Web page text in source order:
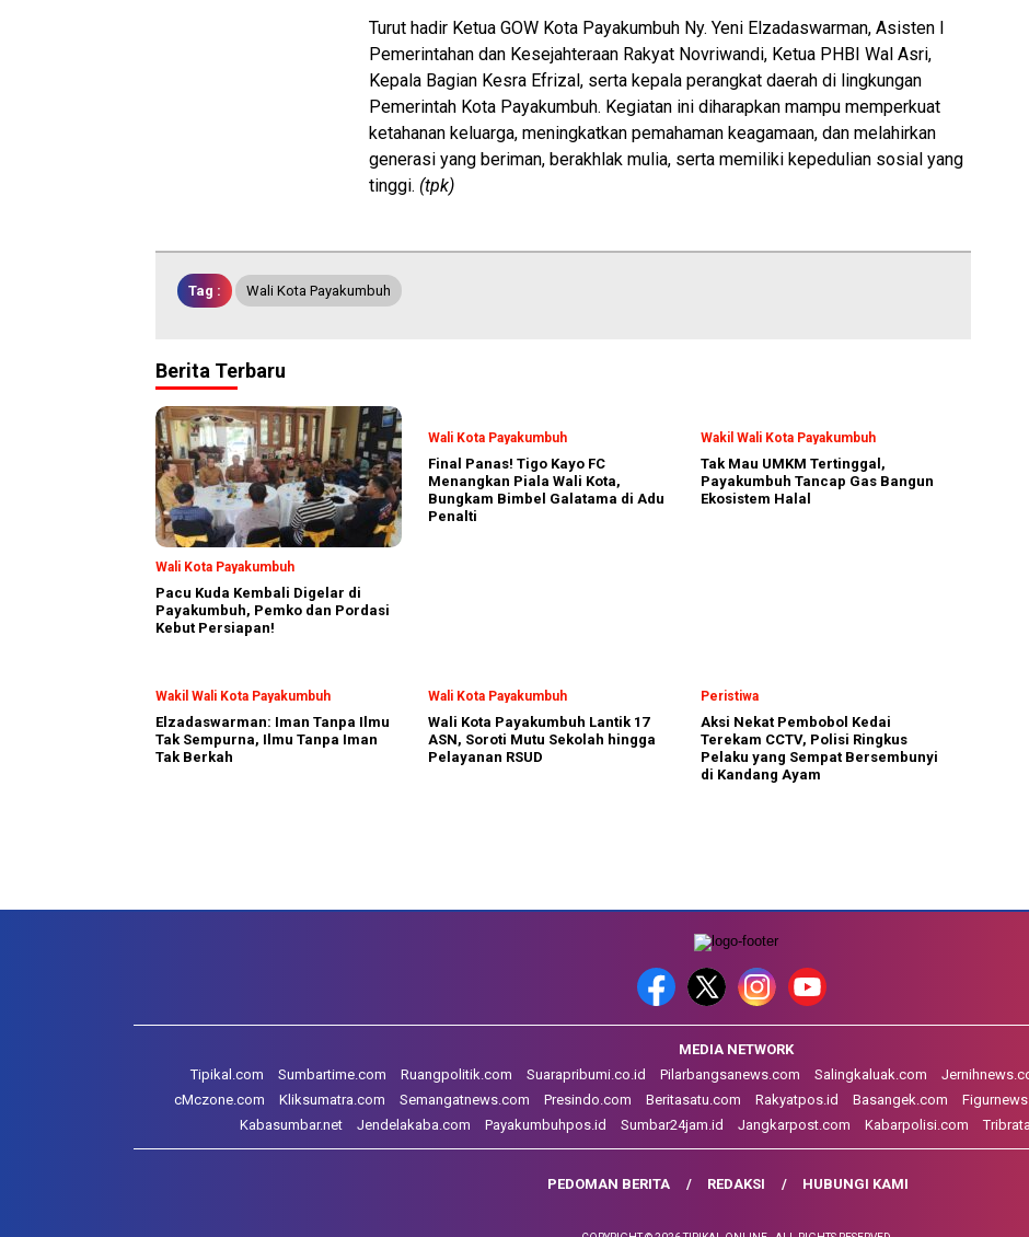
Turut hadir Ketua GOW Kota Payakumbuh Ny. Yeni Elzadaswarman, Asisten I
Pemerintahan dan Kesejahteraan Rakyat Novriwandi, Ketua PHBI Wal Asri,
Kepala Bagian Kesra Efrizal, serta kepala perangkat daerah di lingkungan
Pemerintah Kota Payakumbuh. Kegiatan ini diharapkan mampu memperkuat
ketahanan keluarga, meningkatkan pemahaman keagamaan, dan melahirkan
generasi yang beriman, berakhlak mulia, serta memiliki kepedulian sosial yang
tinggi. (tpk)
Tag : Wali Kota Payakumbuh
Berita Terbaru
Wali Kota Payakumbuh
Pacu Kuda Kembali Digelar di
Payakumbuh, Pemko dan Pordasi
Kebut Persiapan!
Wali Kota Payakumbuh
Final Panas! Tigo Kayo FC
Menangkan Piala Wali Kota,
Bungkam Bimbel Galatama di Adu
Penalti
Wakil Wali Kota Payakumbuh
Tak Mau UMKM Tertinggal,
Payakumbuh Tancap Gas Bangun
Ekosistem Halal
Wakil Wali Kota Payakumbuh
Elzadaswarman: Iman Tanpa Ilmu
Tak Sempurna, Ilmu Tanpa Iman
Tak Berkah
Wali Kota Payakumbuh
Wali Kota Payakumbuh Lantik 17
ASN, Soroti Mutu Sekolah hingga
Pelayanan RSUD
Peristiwa
Aksi Nekat Pembobol Kedai
Terekam CCTV, Polisi Ringkus
Pelaku yang Sempat Bersembunyi
di Kandang Ayam
MEDIA NETWORK
Tipikal.com
Sumbartime.com Ruangpolitik.com Suarapribumi.co.id Pilarbangsanews.com Salingkaluak.com
cMczone.com
Kliksumatra.com Semangatnews.com Presindo.com Beritasatu.com Rakyatpos.id Basangek.com
Kabasumbar.net
Jendelakaba.com Payakumbuhpos.id Sumbar24jam.id Jangkarpost.com Kabarpolisi.com
PEDOMAN BERITA REDAKSI HUBUNGI KAMI